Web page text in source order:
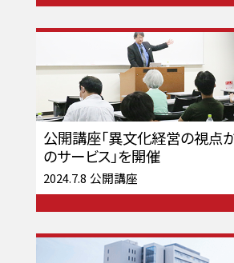
公開講座「異文化経営の視点
のサービス」を開催
2024.7.8 公開講座